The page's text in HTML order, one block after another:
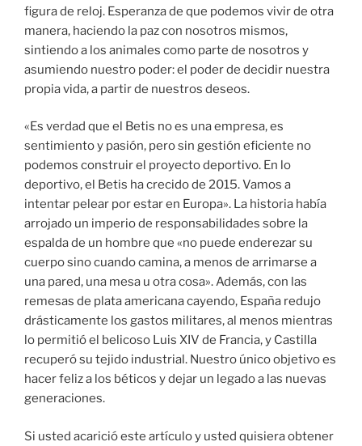
figura de reloj. Esperanza de que podemos vivir de otra
manera, haciendo la paz con nosotros mismos,
sintiendo a los animales como parte de nosotros y
asumiendo nuestro poder: el poder de decidir nuestra
propia vida, a partir de nuestros deseos.
«Es verdad que el Betis no es una empresa, es
sentimiento y pasión, pero sin gestión eficiente no
podemos construir el proyecto deportivo. En lo
deportivo, el Betis ha crecido de 2015. Vamos a
intentar pelear por estar en Europa». La historia había
arrojado un imperio de responsabilidades sobre la
espalda de un hombre que «no puede enderezar su
cuerpo sino cuando camina, a menos de arrimarse a
una pared, una mesa u otra cosa». Además, con las
remesas de plata americana cayendo, España redujo
drásticamente los gastos militares, al menos mientras
lo permitió el belicoso Luis XIV de Francia, y Castilla
recuperó su tejido industrial. Nuestro único objetivo es
hacer feliz a los béticos y dejar un legado a las nuevas
generaciones.
Si usted acarició este artículo y usted quisiera obtener